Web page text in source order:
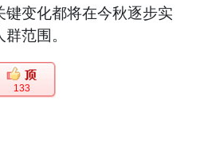
变化都将在今秋逐步实
范围。
133